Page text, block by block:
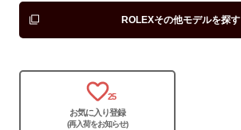
ROLEXその他モデルを探す
25
お気に入り登録
(再入荷をお知らせ)